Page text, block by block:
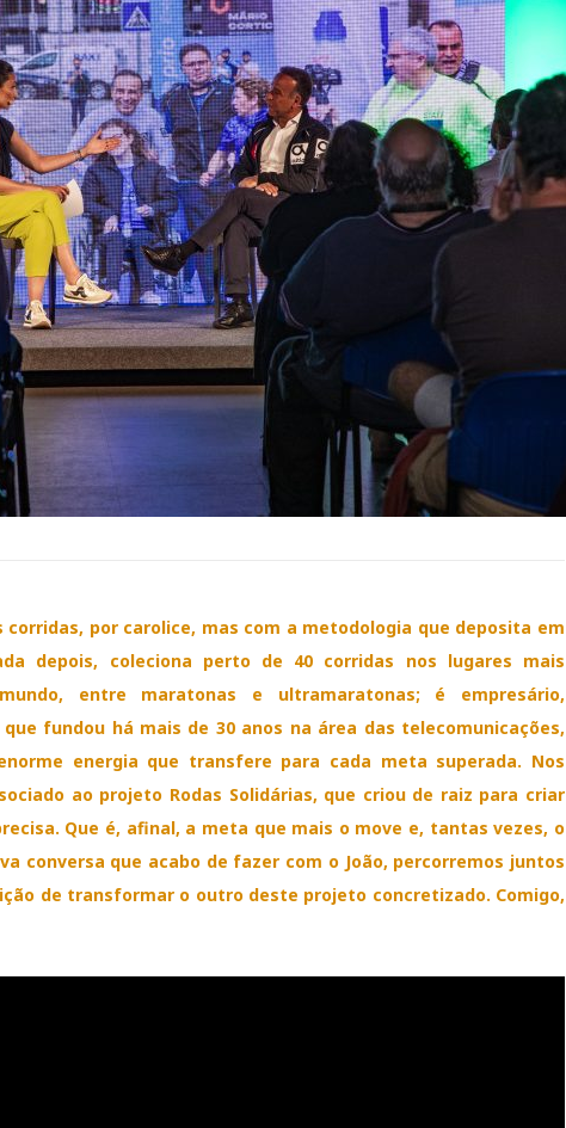
corridas, por carolice, mas com a metodologia que deposita em
depois, coleciona perto de 40 corridas nos lugares mais
entre maratonas e ultramaratonas; é empresário,
que fundou há mais de 30 anos na área das telecomunicações,
energia que transfere para cada meta superada. Nos
ao projeto Rodas Solidárias, que criou de raiz para criar
Que é, afinal, a meta que mais o move e, tantas vezes, o
conversa que acabo de fazer com o João, percorremos juntos
de transformar o outro deste projeto concretizado. Comigo,